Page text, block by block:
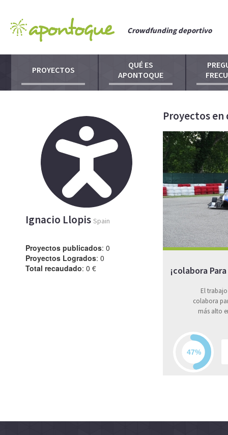
Crowdfunding deportivo
PROYECTOS
QUÉ ES
APONTOQUE
Ignacio Llopis Spain
Proyectos publicados: 0
Proyectos Logrados: 0
Total recaudado: 0 €
Proyectos en
¡colabora
El
colabora
más alto